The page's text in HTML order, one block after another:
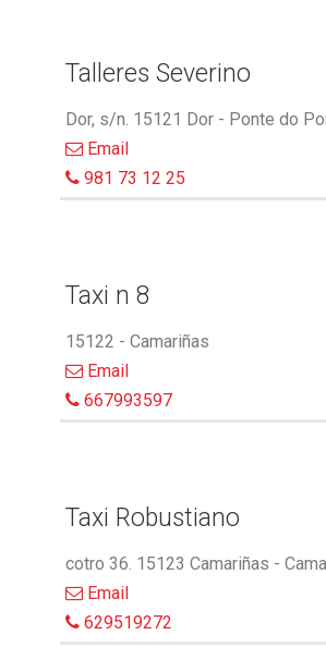
Talleres Severino
Dor, s/n. 15121 Dor - Ponte do
Email
981 73 12 25
Taxi n 8
15122 - Camariñas
Email
667993597
Taxi Robustiano
cotro 36. 15123 Camariñas -
Email
629519272